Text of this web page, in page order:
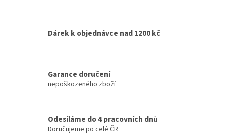
Dárek k objednávce nad 1200 kč
Garance doručení
nepoškozeného zboží
Odesíláme do 4 pracovních dnů
Doručujeme po celé ČR